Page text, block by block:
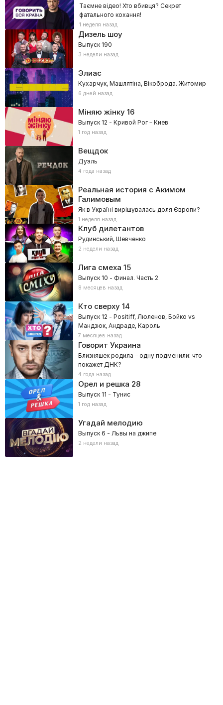
Таємне відео! Хто вбивця? Секрет
фатального кохання!
1 неделя назад
Дизель шоу
Выпуск 190
3 недели назад
Элиас
Кухарчук, Машлятіна, Вікоброда. Житомир
6 дней назад
Міняю жінку16
Выпуск 12 - Кривой Рог – Киев
1 год назад
Вещдок
Дуэль
4 года назад
Реальная история с Акимом
Галимовым
Як в Україні вирішувалась доля Європи?
1 неделя назад
Клуб дилетантов
Рудинський, Шевченко
2 недели назад
Лига смеха 15
Выпуск 10 - Финал. Часть 2
8 месяцев назад
Кто сверху14
Выпуск 12 - Positiff, Люленов, Бойко vs
Мандзюк, Андраде, Кароль
7 месяцев назад
Говорит Украина
Близняшек родила – одну подменили: что
покажет ДНК?
4 года назад
Орел и решка 28
Выпуск 11 - Тунис
1 год назад
Угадай мелодию
Выпуск 6 - Львы на джипе
2 недели назад